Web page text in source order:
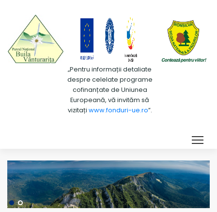
„Pentru informații detaliate
despre celelate programe
cofinanțate de Uniunea
Europeană, vă invităm să
vizitați www.fonduri-ue.ro”.